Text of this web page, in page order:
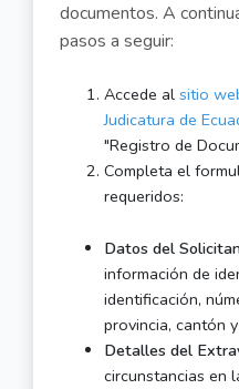
documentos. A
pasos a seguir:
Accede al sitio
Judicatura de
"Registro de
Completa el
requeridos:
Datos del
información de
identificación,
provincia, cantón
Detalles del
circunstancias en